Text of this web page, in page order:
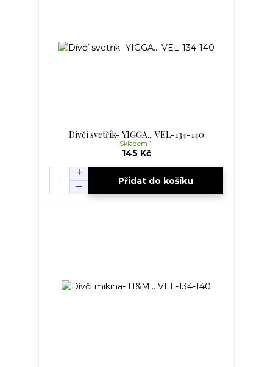
Dívčí svetřík- YIGGA... VEL-134-140
145 Kč
Skladem 1
Přidat do košíku